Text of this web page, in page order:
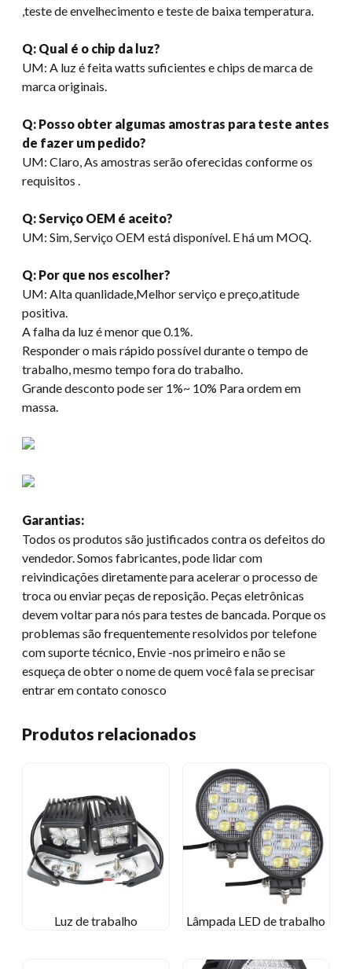
,teste de envelhecimento e teste de baixa temperatura.
Q: Qual é o chip da luz?
UM: A luz é feita watts suficientes e chips de marca de
marca originais.
Q: Posso obter algumas amostras para teste antes
de fazer um pedido?
UM: Claro, As amostras serão oferecidas conforme os
requisitos .
Q: Serviço OEM é aceito?
UM: Sim, Serviço OEM está disponível. E há um MOQ.
Q: Por que nos escolher?
UM: Alta quanlidade,Melhor serviço e preço,atitude
positiva.
A falha da luz é menor que 0.1%.
Responder o mais rápido possível durante o tempo de
trabalho, mesmo tempo fora do trabalho.
Grande desconto pode ser 1%~ 10% Para ordem em
massa.
Garantias:
Todos os produtos são justificados contra os defeitos do
vendedor. Somos fabricantes, pode lidar com
reivindicações diretamente para acelerar o processo de
troca ou enviar peças de reposição. Peças eletrônicas
devem voltar para nós para testes de bancada. Porque os
problemas são frequentemente resolvidos por telefone
com suporte técnico, Envie -nos primeiro e não se
esqueça de obter o nome de quem você fala se precisar
entrar em contato conosco
Produtos relacionados
Luz de trabalho Lâmpada LED de trabalho